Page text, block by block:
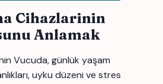
Cihazlarinin
Anlamak
Vucuda, günlük yaşam
uyku düzeni ve stres